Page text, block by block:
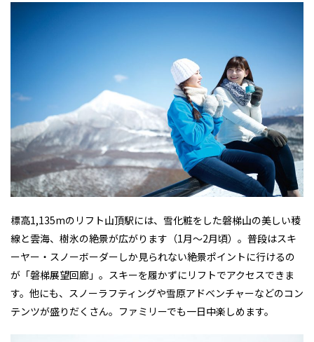
標高1,135mのリフト山頂駅には、雪化粧をした磐梯山の美しい稜
線と雲海、樹氷の絶景が広がります（1月〜2月頃）。普段はスキ
ーヤー・スノーボーダーしか見られない絶景ポイントに行けるの
が「磐梯展望回廊」。スキーを履かずにリフトでアクセスできま
す。他にも、スノーラフティングや雪原アドベンチャーなどのコン
テンツが盛りだくさん。ファミリーでも一日中楽しめます。